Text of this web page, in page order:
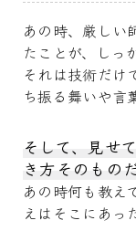
あの時、厳しい
たことが、しっ
それは技術だけ
ち振る舞いや言
そして、見せ
き方そのもの
あの時何も教え
えはそこにあっ